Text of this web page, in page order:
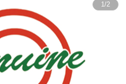
1/2